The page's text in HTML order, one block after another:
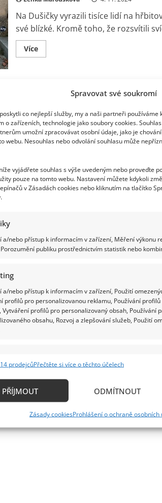
Spravovat své soukromí
co nejlepší služby, my a naši partneři používáme
o zařízeních, technologie jako soubory cookies.
umožní zpracovávat osobní údaje, jako je
webu. Nesouhlas nebo odvolání souhlasu může
vyjádřete souhlas s výše uvedeným nebo proveďte
pouze na tomto webu. Nastavení můžete kdykoli
v Zásadách cookies nebo kliknutím na tlačítko
a/nebo přístup k informacím v zařízení, Měření výkonu
publiku prostřednictvím statistik nebo
a/nebo přístup k informacím v zařízení, Použití
profilů pro personalizovanou reklamu, Používání
Vytváření profilů pro personalizovaný obsah, Používání
obsahu, Rozvoj a zlepšování služeb, Použití
zařízení na základě automaticky přenášených
aktivně vyžádaných informací.
prodejcůPřečtěte si více o těchto účelech
PŘÍJMOUT ODMÍTNOUT
Zásady cookiesProhlášení o ochraně osobních
a
Karolína
Světlá
Na Dušičky vyrazili tisíce lidí na
své blízké. Kromě toho, že rozsvítili
VíceRead
more
hrobech
našich
blízkých
i
na
osobností